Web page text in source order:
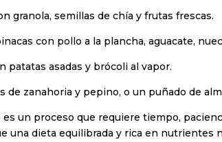
granola, semillas de chía y frutas frescas.
con pollo a la plancha, aguacate,
patatas asadas y brócoli al vapor.
de zanahoria y pepino, o un puñado de
un proceso que requiere tiempo,
una dieta equilibrada y rica en nutrientes